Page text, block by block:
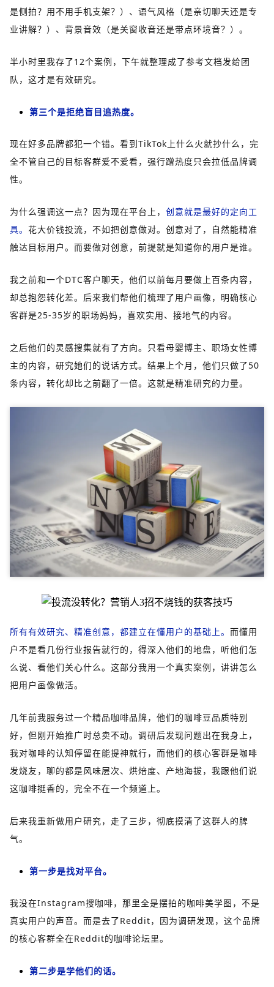
是侧拍？用不用手机支架？）、语气风格（是亲切聊天还是专
业讲解？）、背景音效（是关窗收音还是带点环境音？）。
半小时里我存了12个案例，下午就整理成了参考文档发给团
队，这才是有效研究。
第三个是拒绝盲目追热度。
现在好多品牌都犯一个错。看到TikTok上什么火就抄什么，完
全不管自己的目标客群爱不爱看，强行蹭热度只会拉低品牌调
性。
为什么强调这一点？因为现在平台上， 创意就是最好的定向工
具。 花大价钱投流，不如把创意做对。创意对了，自然能精准
触达目标用户。而要做对创意，前提就是知道你的用户是谁。
我之前和一个DTC客户聊天，他们以前每月要做上百条内容，
却总抱怨转化差。后来我们帮他们梳理了用户画像，明确核心
客群是25-35岁的职场妈妈，喜欢实用、接地气的内容。
之后他们的灵感搜集就有了方向。只看母婴博主、职场女性博
主的内容，研究她们的说话方式。结果上个月，他们只做了50
条内容，转化却比之前翻了一倍。这就是精准研究的力量。
所有有效研究、精准创意，都建立在懂用户的基础上。 而懂用
户不是看几份行业报告就行的，得深入他们的地盘，听他们怎
么说、看他们关心什么。这部分我用一个真实案例，讲讲怎么
把用户画像做活。
几年前我服务过一个精品咖啡品牌，他们的咖啡豆品质特别
好，但刚开始推广时总卖不动。调研后发现问题出在我身上，
我对咖啡的认知停留在能提神就行，而他们的核心客群是咖啡
发烧友，聊的都是风味层次、烘焙度、产地海拔，我跟他们说
这咖啡挺香的，完全不在一个频道上。
后来我重新做用户研究，走了三步，彻底摸清了这群人的脾
气。
第一步是找对平台。
我没在Instagram搜咖啡，那里全是摆拍的咖啡美学图，不是
真实用户的声音。而是去了Reddit，因为调研发现，这个品牌
的核心客群全在Reddit的咖啡论坛里。
第二步是学他们的话。